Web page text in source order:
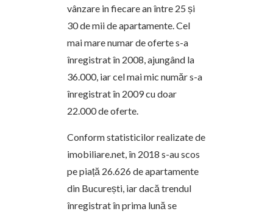
vânzare in fiecare an între 25 și
30 de mii de apartamente. Cel
mai mare numar de oferte s-a
înregistrat în 2008, ajungând la
36.000, iar cel mai mic număr s-a
înregistrat în 2009 cu doar
22.000 de oferte.
Conform statisticilor realizate de
imobiliare.net, în 2018 s-au scos
pe piață 26.626 de apartamente
din București, iar dacă trendul
înregistrat în prima lună se